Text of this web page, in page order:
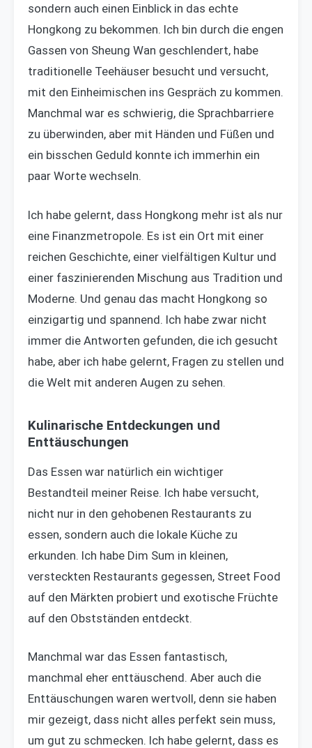
sondern auch einen Einblick in das echte
Hongkong zu bekommen. Ich bin durch die engen
Gassen von Sheung Wan geschlendert, habe
traditionelle Teehäuser besucht und versucht,
mit den Einheimischen ins Gespräch zu kommen.
Manchmal war es schwierig, die Sprachbarriere
zu überwinden, aber mit Händen und Füßen und
ein bisschen Geduld konnte ich immerhin ein
paar Worte wechseln.
Ich habe gelernt, dass Hongkong mehr ist als nur
eine Finanzmetropole. Es ist ein Ort mit einer
reichen Geschichte, einer vielfältigen Kultur und
einer faszinierenden Mischung aus Tradition und
Moderne. Und genau das macht Hongkong so
einzigartig und spannend. Ich habe zwar nicht
immer die Antworten gefunden, die ich gesucht
habe, aber ich habe gelernt, Fragen zu stellen und
die Welt mit anderen Augen zu sehen.
Kulinarische Entdeckungen und
Enttäuschungen
Das Essen war natürlich ein wichtiger
Bestandteil meiner Reise. Ich habe versucht,
nicht nur in den gehobenen Restaurants zu
essen, sondern auch die lokale Küche zu
erkunden. Ich habe Dim Sum in kleinen,
versteckten Restaurants gegessen, Street Food
auf den Märkten probiert und exotische Früchte
auf den Obstständen entdeckt.
Manchmal war das Essen fantastisch,
manchmal eher enttäuschend. Aber auch die
Enttäuschungen waren wertvoll, denn sie haben
mir gezeigt, dass nicht alles perfekt sein muss,
um gut zu schmecken. Ich habe gelernt, dass es